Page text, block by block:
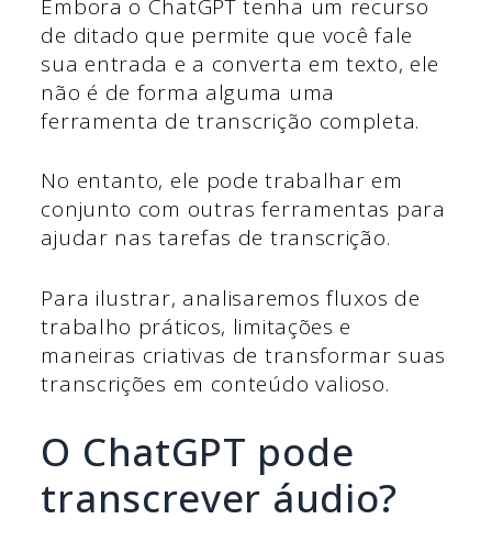
Embora o ChatGPT tenha um recurso
de ditado que permite que você fale
sua entrada e a converta em texto, ele
não é de forma alguma uma
ferramenta de transcrição completa.
No entanto, ele pode trabalhar em
conjunto com outras ferramentas para
ajudar nas tarefas de transcrição.
Para ilustrar, analisaremos fluxos de
trabalho práticos, limitações e
maneiras criativas de transformar suas
transcrições em conteúdo valioso.
O ChatGPT pode
transcrever áudio?